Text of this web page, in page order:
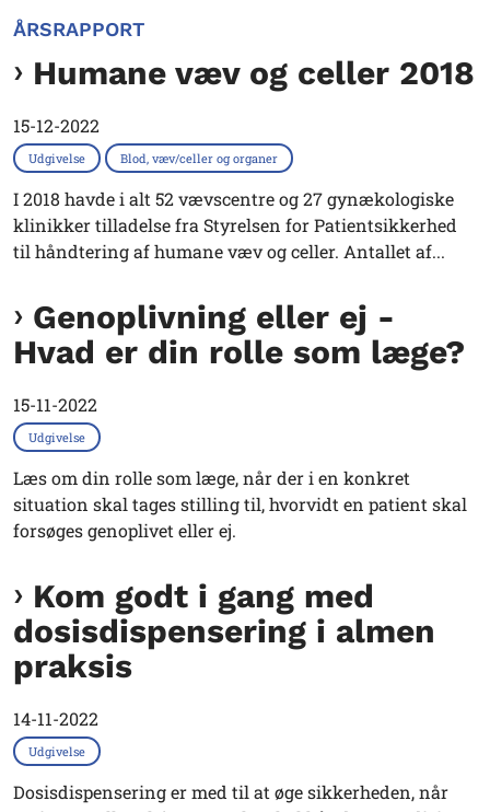
ÅRSRAPPORT
Humane væv og celler 2018
15-12-2022
Udgivelse Blod, væv/celler og organer
I 2018 havde i alt 52 vævscentre og 27 gynækologiske
klinikker tilladelse fra Styrelsen for Patientsikkerhed
til håndtering af humane væv og celler. Antallet af...
Genoplivning eller ej -
Hvad er din rolle som læge?
15-11-2022
Udgivelse
Læs om din rolle som læge, når der i en konkret
situation skal tages stilling til, hvorvidt en patient skal
forsøges genoplivet eller ej.
Kom godt i gang med
dosisdispensering i almen
praksis
14-11-2022
Udgivelse
Dosisdispensering er med til at øge sikkerheden, når